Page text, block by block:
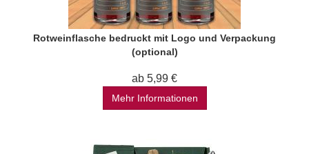
Rotweinflasche bedruckt mit Logo und Verpackung
(optional)
ab 5,99 €
Mehr Informationen